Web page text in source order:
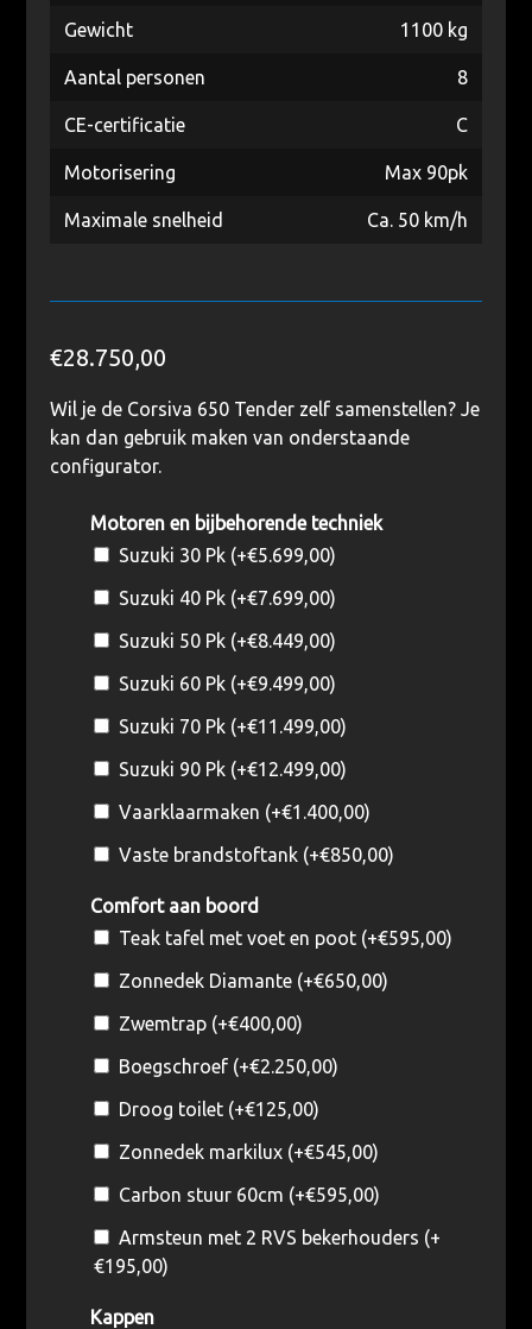
Gewicht 1100 kg
Aantal personen 8
CE-certificatie C
Motorisering Max 90pk
Maximale snelheid Ca. 50 km/h
€28.750,00
Wil je de Corsiva 650 Tender zelf samenstellen? Je
kan dan gebruik maken van onderstaande
configurator.
Motoren en bijbehorende techniek
Suzuki 30 Pk (+€5.699,00)
Suzuki 40 Pk (+€7.699,00)
Suzuki 50 Pk (+€8.449,00)
Suzuki 60 Pk (+€9.499,00)
Suzuki 70 Pk (+€11.499,00)
Suzuki 90 Pk (+€12.499,00)
Vaarklaarmaken (+€1.400,00)
Vaste brandstoftank (+€850,00)
Comfort aan boord
Teak tafel met voet en poot (+€595,00)
Zonnedek Diamante (+€650,00)
Zwemtrap (+€400,00)
Boegschroef (+€2.250,00)
Droog toilet (+€125,00)
Zonnedek markilux (+€545,00)
Carbon stuur 60cm (+€595,00)
Armsteun met 2 RVS bekerhouders (+
€195,00)
Kappen